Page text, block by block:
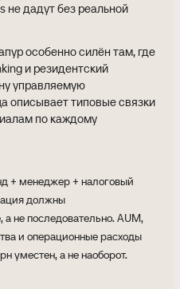
не дадут без реальной
особенно силён там, где
и резидентский
управляемую
описывает типовые связки
по каждому
+ менеджер + налоговый
должны
а не последовательно. AUM,
и операционные расходы
уместен, а не наоборот.